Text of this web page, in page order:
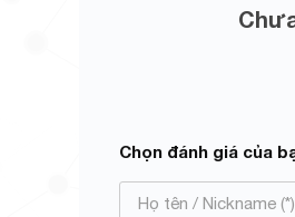
Chọn đánh giá của